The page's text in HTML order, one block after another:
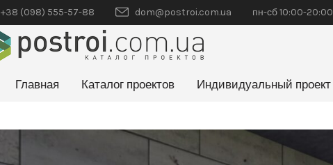
+38 (098) 555-57-88 dom@postroi.com.ua пн-сб 10:00-20:00
Главная Каталог проектов Индивидуальный проект